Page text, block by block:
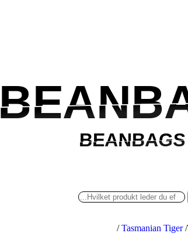
BEANBAGS
BEANBAGS
/ Tasmanian Tiger /